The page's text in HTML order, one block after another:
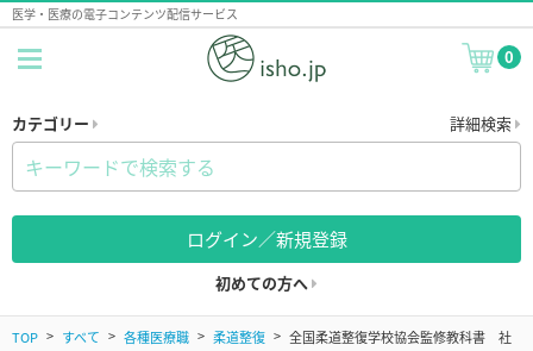
医学・医療の電子コンテンツ配信サービス
0
カテゴリー 詳細検索
ログイン／新規登録
初めての方へ
TOP すべて 各種医療職 柔道整復
全国柔道整復学校協会監修教科書 社